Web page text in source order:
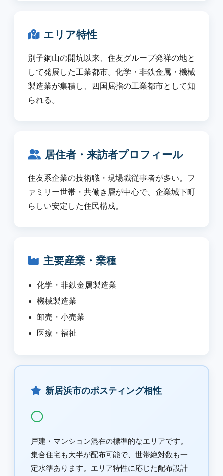
エリア特性
別子銅山の開坑以来、住友グループ発祥の地と
して発展した工業都市。化学・非鉄金属・機械
製造業が集積し、四国屈指の工業都市として知
られる。
居住者・来訪者プロフィール
住友系企業の技術職・現場職従事者が多い。フ
ァミリー世帯・共働き層が中心で、企業城下町
らしい安定した住民構成。
主要産業・業種
化学・非鉄金属製造業
機械製造業
卸売・小売業
医療・福祉
新居浜市のポスティング相性
◯
戸建・マンション混在の標準的なエリアです。
集合住宅も大半が配布可能で、世帯絶対数も一
定水準あります。エリア特性に応じた配布設計